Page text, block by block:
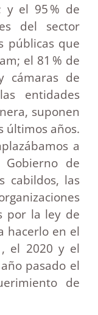
y el 95 % de
del sector
públicas que
el 81 % de
cámaras de
entidades
suponen
últimos años.
a
Gobierno de
cabildos, las
por la ley de
hacerlo en el
el 2020 y el
pasado el
de